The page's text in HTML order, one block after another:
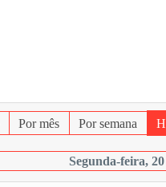
Por mês Por semana
Segunda-feira,